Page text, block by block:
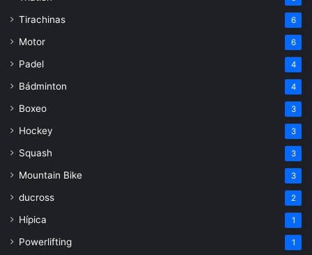
Tirachinas 6
Motor 6
Padel 4
Bádminton 4
Boxeo 3
Hockey 3
Squash 3
Mountain Bike 3
ducross 2
Hípica 1
Powerlifting 1